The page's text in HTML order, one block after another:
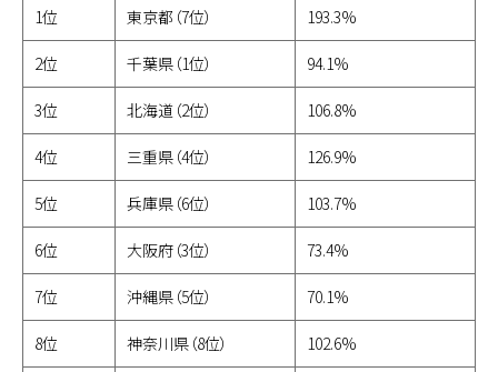
1位 東京都（7位） 193.3%
2位 千葉県（1位） 94.1%
3位 北海道（2位） 106.8%
4位 三重県（4位） 126.9%
5位 兵庫県（6位） 103.7%
6位 大阪府（3位） 73.4%
7位 沖縄県（5位） 70.1%
8位 神奈川県（8位） 102.6%